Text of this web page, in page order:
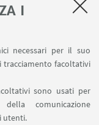
I
necessari per il suo
tracciamento facoltativi
sono usati per
comunicazione
utenti.
gli
centro la